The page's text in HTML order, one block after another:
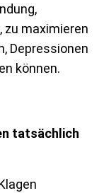
zu maximieren
Depressionen
können.
tatsächlich